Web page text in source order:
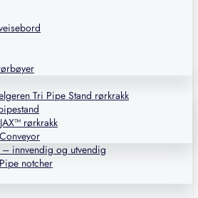
Tri Pipe Stand rørkrakk
rørkrakk
– innvendig og utvendig
notcher